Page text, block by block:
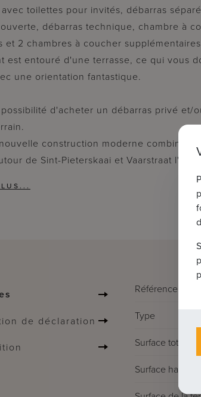
toilettes pour invités, débarras
débarras technique, chambre à
et 2 chambres à coucher
est entouré d'une terrasse, ce qui vous
une orientation fantastique.
d'acheter un débarras privé et/
construction moderne combiné à
de Sint-Pieterskaai et Vaarstraat
de déclaration
Référence
Type
Surface totale
Surface habitable